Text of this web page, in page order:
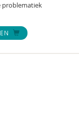
problematiek